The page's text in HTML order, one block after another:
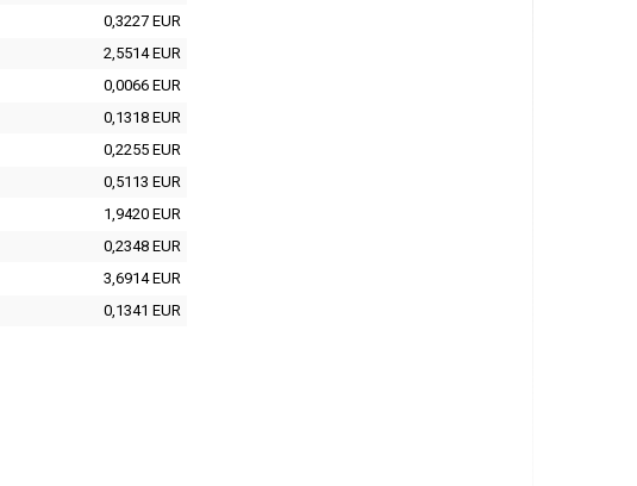
0,3227 EUR
2,5514 EUR
0,0066 EUR
0,1318 EUR
0,2255 EUR
0,5113 EUR
1,9420 EUR
0,2348 EUR
3,6914 EUR
0,1341 EUR